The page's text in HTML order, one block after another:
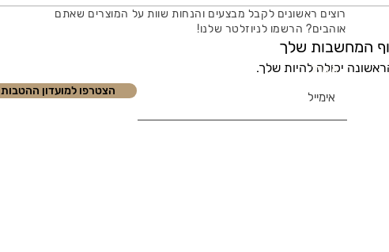
המחשבות שלך
יכולה להיות שלך.
רוצים ראשונים לקבל מבצעים והנחות שוות על המוצרים שאתם
אוהבים? הרשמו לניוזלטר שלנו!
הצטרפו למועדון ההטבות
אימייל